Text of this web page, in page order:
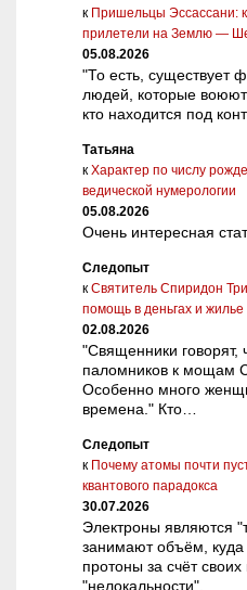
к Пришельцы Эссассани:
прилетели на Землю —
05.08.2026
"То есть, существует
людей, которые
кто находится под
Татьяна
к Характер по числу
ведической нумерологии
05.08.2026
Очень интересная
Следопыт
к Святитель Спиридон
помощь в деньгах и жилье
02.08.2026
"Священники говорят,
паломников к мощам
Особенно много
времена." Кто…
Следопыт
к Почему атомы почти
квантового парадокса
30.07.2026
Электроны являются
занимают объём,
протоны за счёт своих
"нелокальности".